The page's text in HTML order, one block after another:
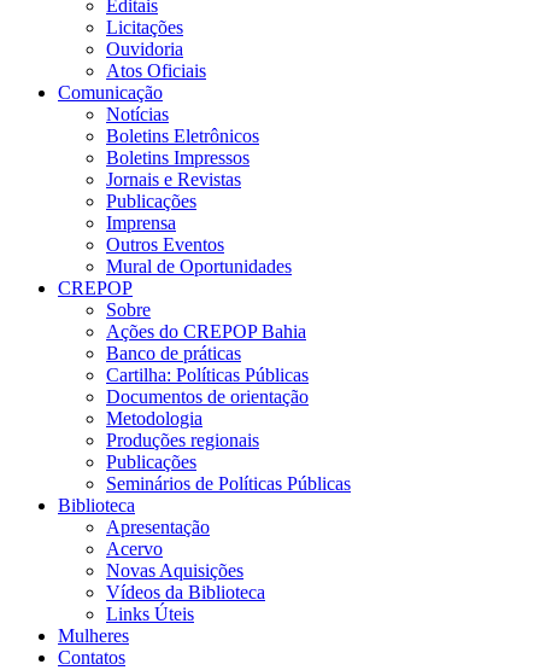
Editais
Licitações
Ouvidoria
Atos Oficiais
Comunicação
Notícias
Boletins Eletrônicos
Boletins Impressos
Jornais e Revistas
Publicações
Imprensa
Outros Eventos
Mural de Oportunidades
CREPOP
Sobre
Ações do CREPOP Bahia
Banco de práticas
Cartilha: Políticas Públicas
Documentos de orientação
Metodologia
Produções regionais
Publicações
Seminários de Políticas Públicas
Biblioteca
Apresentação
Acervo
Novas Aquisições
Vídeos da Biblioteca
Links Úteis
Mulheres
Contatos